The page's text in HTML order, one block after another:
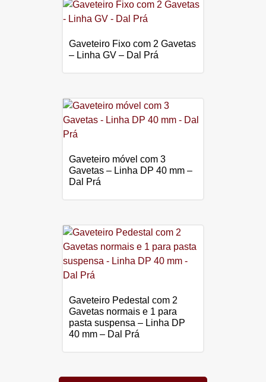
Gaveteiro Fixo com 2 Gavetas
– Linha GV – Dal Prá
Gaveteiro móvel com 3
Gavetas – Linha DP 40 mm –
Dal Prá
Gaveteiro Pedestal com 2
Gavetas normais e 1 para
pasta suspensa – Linha DP
40 mm – Dal Prá